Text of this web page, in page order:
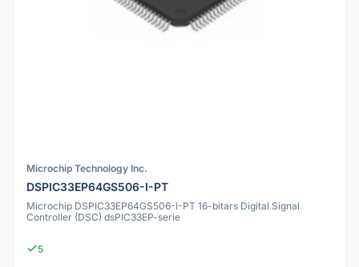
Microchip Technology Inc.
DSPIC33EP64GS506-I-PT
Microchip DSPIC33EP64GS506-I-PT 16-bitars Digital Signal
Controller (DSC) dsPIC33EP-serie
5